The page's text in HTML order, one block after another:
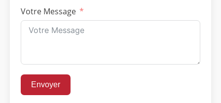
Votre Message
Envoyer